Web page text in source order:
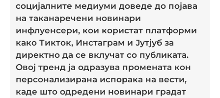
социјалните медиуми доведе до појава
на таканаречени новинари
инфлуенсери, кои користат платформи
како Тикток, Инстаграм и Јутјуб за
директно да се вклучат со публиката.
Овој тренд ја одразува промената кон
персонализирана испорака на вести,
каде што одредени новинари градат